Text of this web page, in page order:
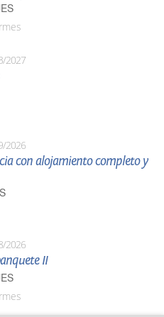
2027
2026
con alojamiento completo y
2026
II